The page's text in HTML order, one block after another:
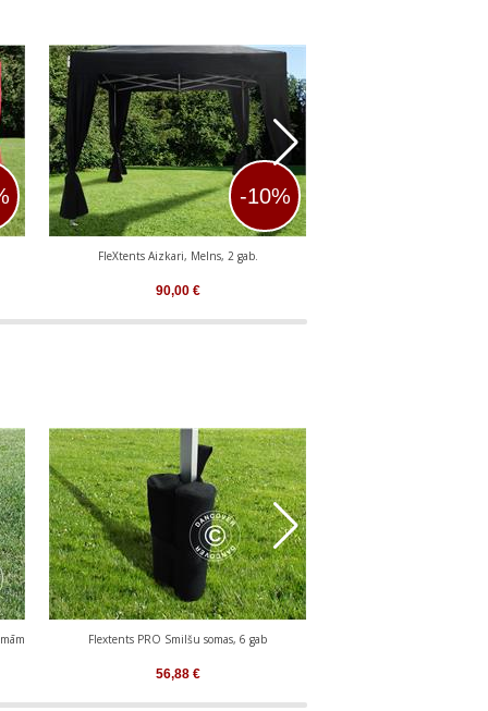
-10%
FleXtents Aizkari, Melns, 2 gab.
90,00€
Flextents PRO Smilšu somas, 6 gab
56,88€